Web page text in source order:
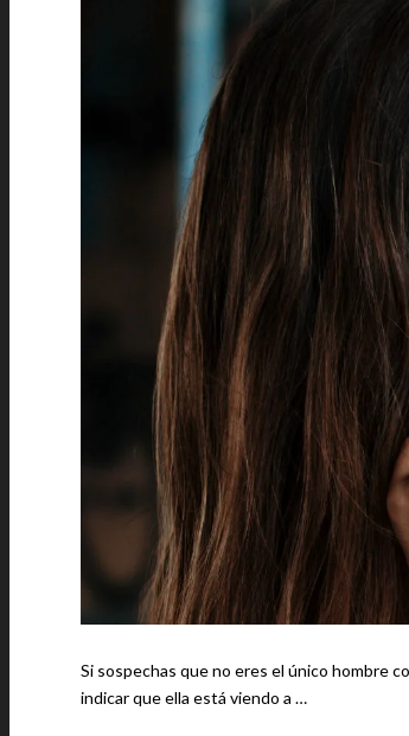
Si sospechas que no eres el único hombre
indicar que ella está viendo a …